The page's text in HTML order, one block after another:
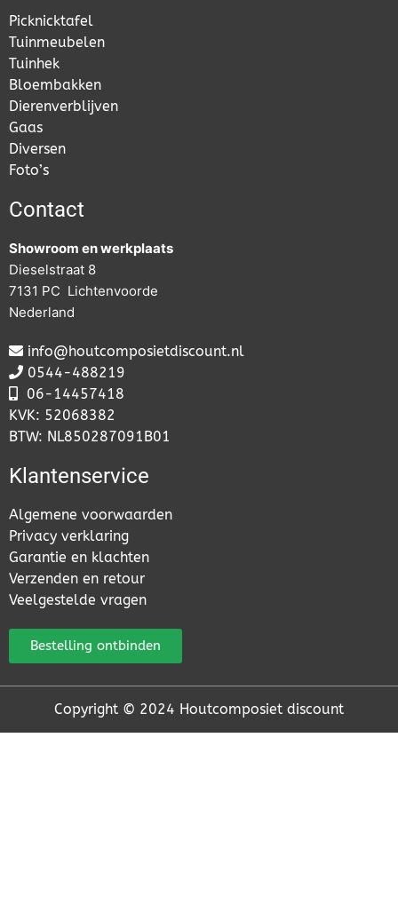
Picknicktafel
Tuinmeubelen
Tuinhek
Bloembakken
Dierenverblijven
Gaas
Diversen
Foto’s
Contact
Showroom en werkplaats
Dieselstraat 8
7131 PC Lichtenvoorde
Nederland
info@houtcomposietdiscount.nl
0544-488219
06- 14457418
KVK: 52068382
BTW: NL850287091B01
Klantenservice
Algemene voorwaarden
Privacy verklaring
Garantie en klachten
Verzenden en retour
Veelgestelde vragen
Bestelling ontbinden
Copyright © 2024 Houtcomposiet discount